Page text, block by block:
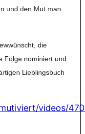
und den Mut man
die
Folge nominiert und
Lieblingsbuch
videos/